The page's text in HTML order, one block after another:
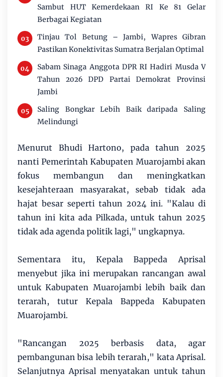
Sambut HUT Kemerdekaan RI Ke 81 Gelar
Berbagai Kegiatan
Tinjau Tol Betung – Jambi, Wapres Gibran
Pastikan Konektivitas Sumatra Berjalan Optimal
Sabam Sinaga Anggota DPR RI Hadiri Musda V
Tahun 2026 DPD Partai Demokrat Provinsi
Jambi
Saling Bongkar Lebih Baik daripada Saling
Melindungi
Menurut Bhudi Hartono, pada tahun 2025
nanti Pemerintah Kabupaten Muarojambi akan
fokus membangun dan meningkatkan
kesejahteraan masyarakat, sebab tidak ada
hajat besar seperti tahun 2024 ini. "Kalau di
tahun ini kita ada Pilkada, untuk tahun 2025
tidak ada agenda politik lagi," ungkapnya.
Sementara itu, Kepala Bappeda Aprisal
menyebut jika ini merupakan rancangan awal
untuk Kabupaten Muarojambi lebih baik dan
terarah, tutur Kepala Bappeda Kabupaten
Muarojambi.
"Rancangan 2025 berbasis data, agar
pembangunan bisa lebih terarah," kata Aprisal.
Selanjutnya Aprisal menyatakan untuk tahun